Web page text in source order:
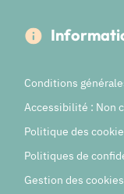
Conditions
Accessibilité : Non
Politique des
Politiques de
Gestion des cookies